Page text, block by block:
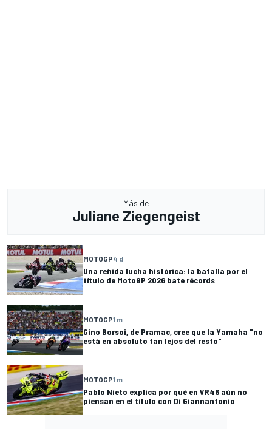
Más de
Juliane Ziegengeist
MOTOGP4 d
Una reñida lucha histórica: la batalla por el
título de MotoGP 2026 bate récords
MOTOGP1 m
Gino Borsoi, de Pramac, cree que la Yamaha "no
está en absoluto tan lejos del resto"
MOTOGP1 m
Pablo Nieto explica por qué en VR46 aún no
piensan en el título con Di Giannantonio